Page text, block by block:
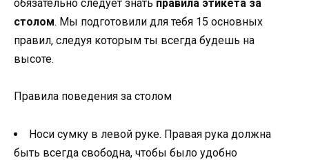
обязательно следует знать правила этикета за
столом. Мы подготовили для тебя 15 основных
правил, следуя которым ты всегда будешь на
высоте.
Правила поведения за столом
Носи сумку в левой руке. Правая рука должна
быть всегда свободна, чтобы было удобно